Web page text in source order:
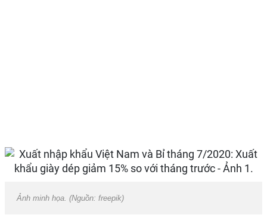
Ảnh minh họa. (Nguồn: freepik)